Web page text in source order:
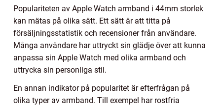
Populariteten av Apple Watch armband i 44mm storlek
kan mätas på olika sätt. Ett sätt är att titta på
försäljningsstatistik och recensioner från användare.
Många användare har uttryckt sin glädje över att kunna
anpassa sin Apple Watch med olika armband och
uttrycka sin personliga stil.
En annan indikator på popularitet är efterfrågan på
olika typer av armband. Till exempel har rostfria